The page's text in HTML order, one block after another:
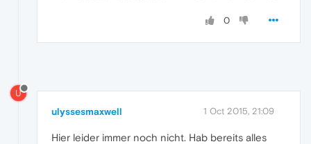
0
U
ulyssesmaxwell 1 Oct 2015, 21:09
Hier leider immer noch nicht. Hab bereits alles